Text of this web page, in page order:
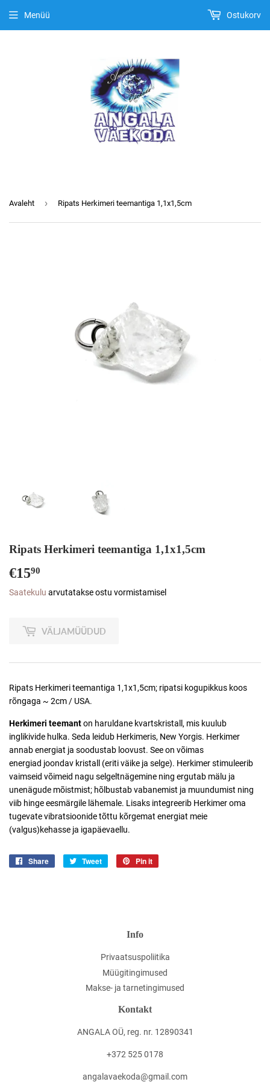
Menüü Ostukorv
Avaleht › Ripats Herkimeri teemantiga 1,1x1,5cm
Ripats Herkimeri teemantiga 1,1x1,5cm
€1590
Saatekulu arvutatakse ostu vormistamisel
VÄLJAMÜÜDUD
Ripats Herkimeri teemantiga 1,1x1,5cm; ripatsi kogupikkus koos
rõngaga ~ 2cm / USA.
Herkimeri teemanton haruldane kvartskristall, mis kuulub
inglikivide hulka. Seda leidub Herkimeris, New Yorgis. Herkimer
annab energiat ja soodustab loovust. See on võimas
energiad joondav kristall (eriti väike ja selge). Herkimer stimuleerib
vaimseid võimeid nagu selgeltnägemine ning ergutab mälu ja
unenägude mõistmist; hõlbustab vabanemist ja muundumist ning
viib hinge eesmärgile lähemale. Lisaks integreerib Herkimer oma
tugevate vibratsioonide tõttu kõrgemat energiat meie
(valgus)kehasse ja igapäevaellu.
Share
Jaga
Tweet
Jaga
Pin it
Info
Privaatsuspoliitika
Müügitingimused
Makse- ja tarnetingimused
Kontakt
ANGALA OÜ, reg. nr. 12890341
+372 525 0178
angalavaekoda@gmail.com